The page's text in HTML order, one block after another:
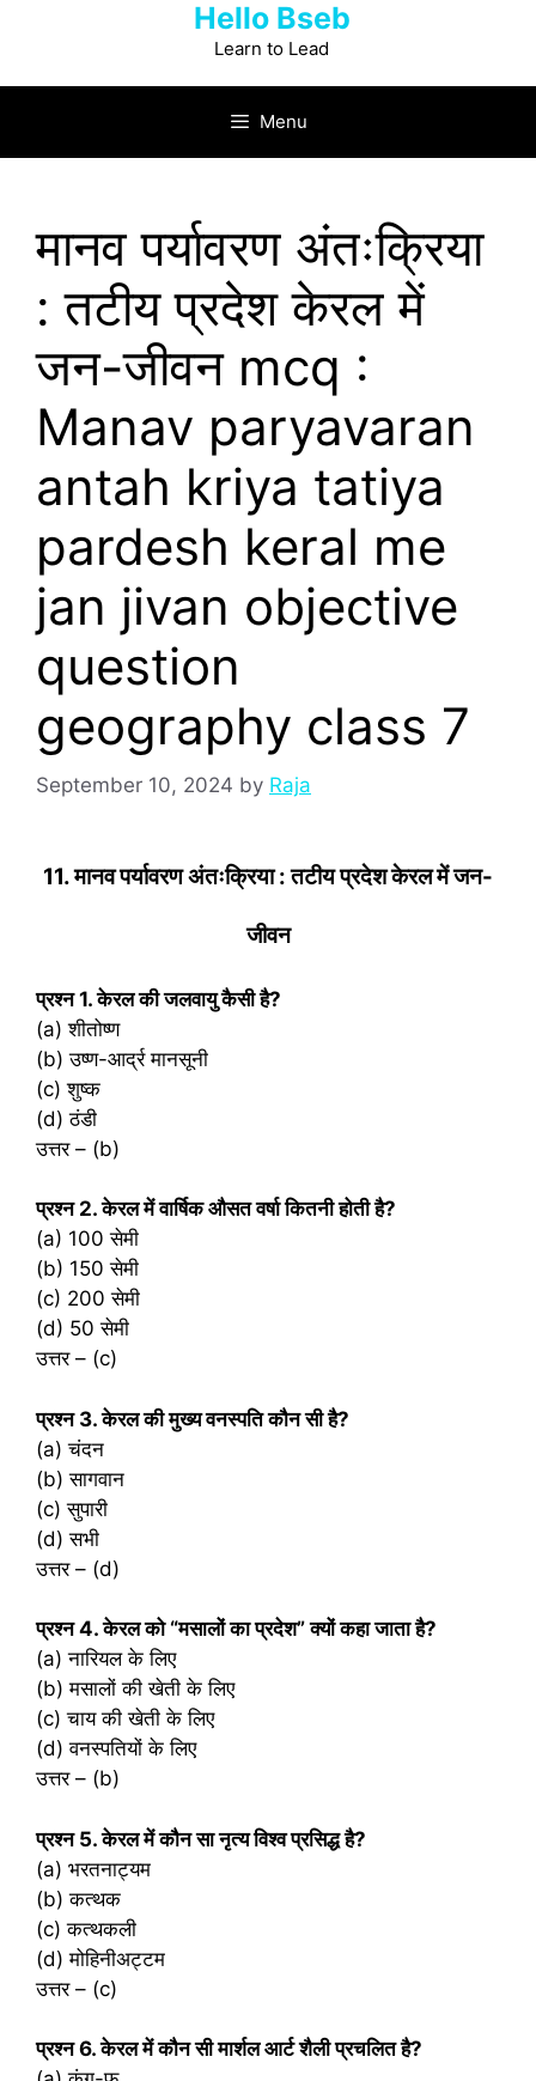
Hello Bseb
Learn to Lead
Menu
मानव पर्यावरण अंतःक्रिया
: तटीय प्रदेश केरल में
जन-जीवन mcq :
Manav paryavaran
antah kriya tatiya
pardesh keral me
jan jivan objective
question
geography class 7
September 10, 2024 by Raja
11. मानव पर्यावरण अंतःक्रिया : तटीय प्रदेश केरल में जन-
जीवन
प्रश्‍न 1. केरल की जलवायु कैसी है?
(a) शीतोष्ण
(b) उष्ण-आर्द्र मानसूनी
(c) शुष्क
(d) ठंडी
उत्तर – (b)
प्रश्‍न 2. केरल में वार्षिक औसत वर्षा कितनी होती है?
(a) 100 सेमी
(b) 150 सेमी
(c) 200 सेमी
(d) 50 सेमी
उत्तर – (c)
प्रश्‍न 3. केरल की मुख्य वनस्पति कौन सी है?
(a) चंदन
(b) सागवान
(c) सुपारी
(d) सभी
उत्तर – (d)
प्रश्‍न 4. केरल को “मसालों का प्रदेश” क्यों कहा जाता है?
(a) नारियल के लिए
(b) मसालों की खेती के लिए
(c) चाय की खेती के लिए
(d) वनस्पतियों के लिए
उत्तर – (b)
प्रश्‍न 5. केरल में कौन सा नृत्य विश्व प्रसिद्ध है?
(a) भरतनाट्यम
(b) कत्थक
(c) कत्थकली
(d) मोहिनीअट्टम
उत्तर – (c)
प्रश्‍न 6. केरल में कौन सी मार्शल आर्ट शैली प्रचलित है?